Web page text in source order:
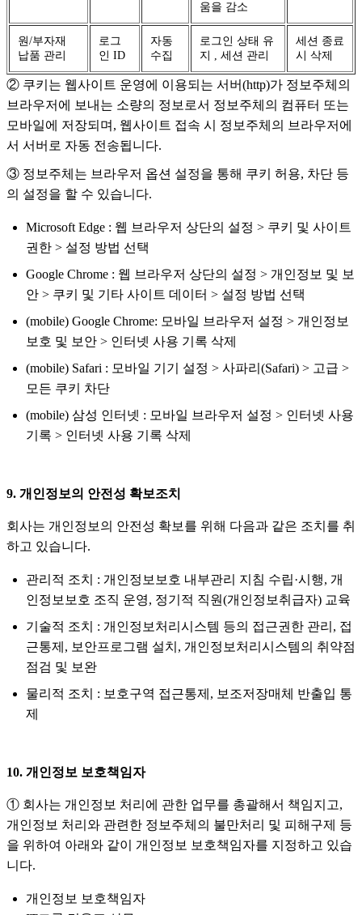
움을 감소
원/부자재
납품 관리
로그
인 ID
자동
수집
로그인 상태 유
지 , 세션 관리
세션 종료
시 삭제
② 쿠키는 웹사이트 운영에 이용되는 서버(http)가 정보주체의
브라우저에 보내는 소량의 정보로서 정보주체의 컴퓨터 또는
모바일에 저장되며, 웹사이트 접속 시 정보주체의 브라우저에
서 서버로 자동 전송됩니다.
③ 정보주체는 브라우저 옵션 설정을 통해 쿠키 허용, 차단 등
의 설정을 할 수 있습니다.
Microsoft Edge : 웹 브라우저 상단의 설정 > 쿠키 및 사이트
권한 > 설정 방법 선택
Google Chrome : 웹 브라우저 상단의 설정 > 개인정보 및 보
안 > 쿠키 및 기타 사이트 데이터 > 설정 방법 선택
(mobile) Google Chrome: 모바일 브라우저 설정 > 개인정보
보호 및 보안 > 인터넷 사용 기록 삭제
(mobile) Safari : 모바일 기기 설정 > 사파리(Safari) > 고급 >
모든 쿠키 차단
(mobile) 삼성 인터넷 : 모바일 브라우저 설정 > 인터넷 사용
기록 > 인터넷 사용 기록 삭제
9. 개인정보의 안전성 확보조치
회사는 개인정보의 안전성 확보를 위해 다음과 같은 조치를 취
하고 있습니다.
관리적 조치 : 개인정보보호 내부관리 지침 수립·시행, 개
인정보보호 조직 운영, 정기적 직원(개인정보취급자) 교육
기술적 조치 : 개인정보처리시스템 등의 접근권한 관리, 접
근통제, 보안프로그램 설치, 개인정보처리시스템의 취약점
점검 및 보완
물리적 조치 : 보호구역 접근통제, 보조저장매체 반출입 통
제
10. 개인정보 보호책임자
① 회사는 개인정보 처리에 관한 업무를 총괄해서 책임지고,
개인정보 처리와 관련한 정보주체의 불만처리 및 피해구제 등
을 위하여 아래와 같이 개인정보 보호책임자를 지정하고 있습
니다.
개인정보 보호책임자